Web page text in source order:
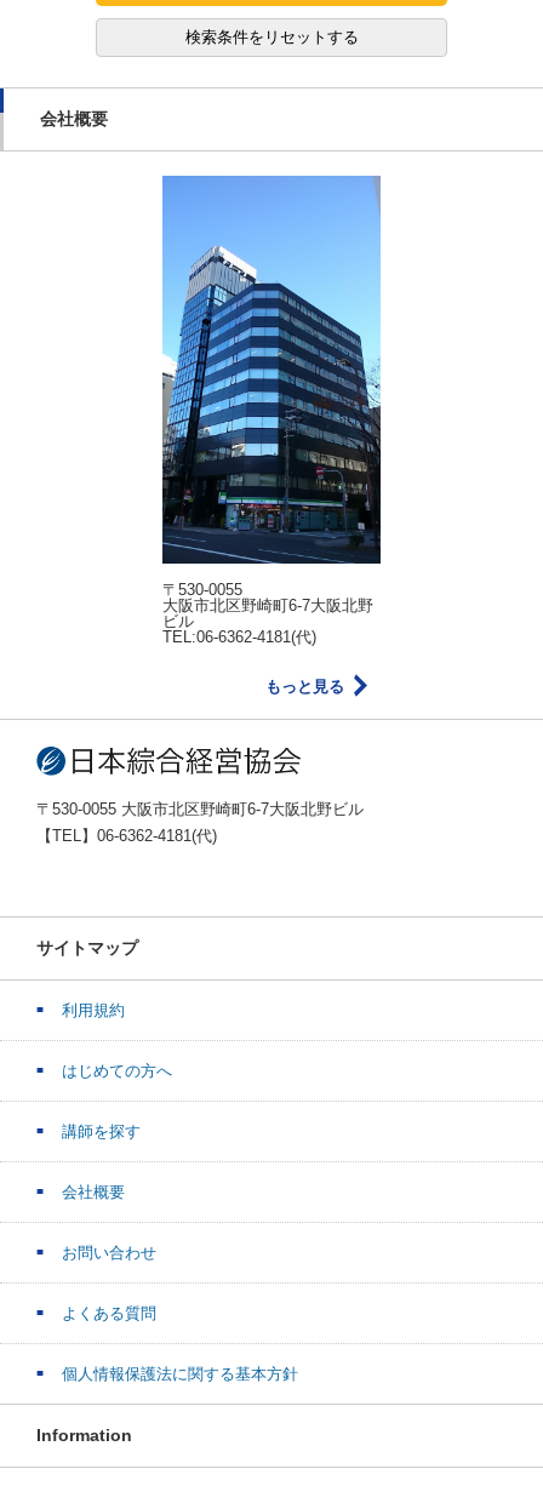
検索条件をリセットする
会社概要
〒530-0055
大阪市北区野崎町6-7大阪北野
ビル
TEL:06-6362-4181(代)
もっと見る
〒530-0055 大阪市北区野崎町6-7大阪北野ビル
【TEL】06-6362-4181(代)
サイトマップ
利用規約
はじめての方へ
講師を探す
会社概要
お問い合わせ
よくある質問
個人情報保護法に関する基本方針
Information